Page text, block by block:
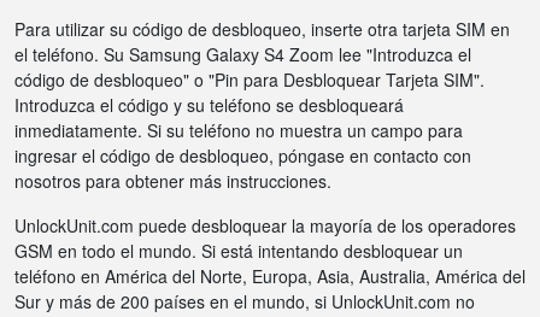
Para utilizar su código de desbloqueo, inserte otra tarjeta SIM en
el teléfono. Su Samsung Galaxy S4 Zoom lee "Introduzca el
código de desbloqueo" o "Pin para Desbloquear Tarjeta SIM".
Introduzca el código y su teléfono se desbloqueará
inmediatamente. Si su teléfono no muestra un campo para
ingresar el código de desbloqueo, póngase en contacto con
nosotros para obtener más instrucciones.
UnlockUnit.com puede desbloquear la mayoría de los operadores
GSM en todo el mundo. Si está intentando desbloquear un
teléfono en América del Norte, Europa, Asia, Australia, América del
Sur y más de 200 países en el mundo, si UnlockUnit.com no